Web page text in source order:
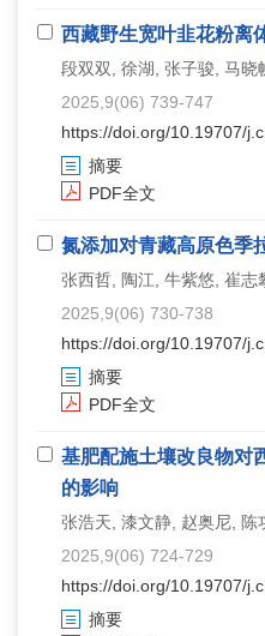
西藏野生宽叶韭花粉离
段双双, 徐湖, 张子骏, 马晓
2025,9(06) 739-747
https://doi.org/10.19707/
摘要
PDF全文
氮添加对青藏高原色季
张西哲, 陶江, 牛紫悠, 崔志
2025,9(06) 730-738
https://doi.org/10.19707/
摘要
PDF全文
基肥配施土壤改良物对
的影响
张浩天, 漆文静, 赵奥尼, 陈
2025,9(06) 724-729
https://doi.org/10.19707/
摘要